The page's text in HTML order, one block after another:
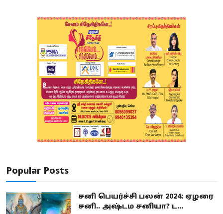
Popular Posts
சனி பெயர்ச்சி பலன் 2024: ஏழரை
சனி.. அஷ்டம சனியா? ட...